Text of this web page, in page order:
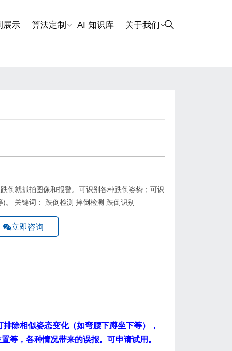
展示 算法定制 AI 知识库 关于我们
倒就抓拍图像和报警。可识别各种跌倒姿势；可识
。 关键词： 跌倒检测 摔倒检测 跌倒识别
立即咨询
除相似姿态变化（如弯腰下蹲坐下等），
等，各种情况带来的误报。可申请试用。